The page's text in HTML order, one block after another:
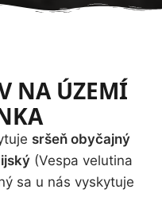
NA ÚZEMÍ
sršeň obyčajný
(Vespa velutina
sa u nás vyskytuje